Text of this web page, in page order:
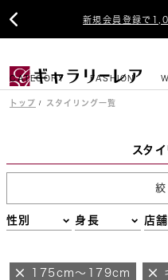
新規会員登録で

CATEGORY FASHION
トップ スタイリング一覧
スタ
性別 身長 店舗
175cm～179cm